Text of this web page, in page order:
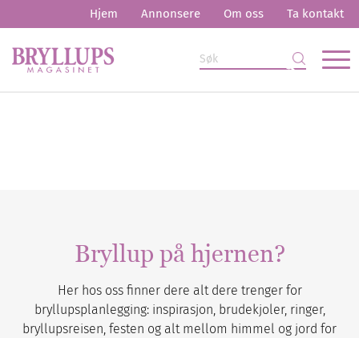
Hjem Annonsere Om oss Ta kontakt
Bryllup på hjernen?
Her hos oss finner dere alt dere trenger for
bryllupsplanlegging: inspirasjon, brudekjoler, ringer,
bryllupsreisen, festen og alt mellom himmel og jord for